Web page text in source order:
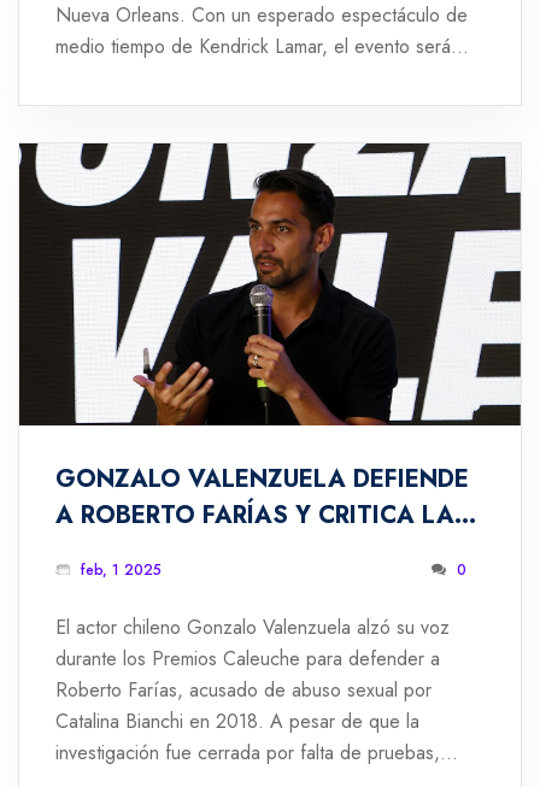
Nueva Orleans. Con un esperado espectáculo de
medio tiempo de Kendrick Lamar, el evento será
Tubi. El partido cuenta con estrictas medidas de
seguridad tras un incidente reciente en Bourbon
Street.
GONZALO VALENZUELA DEFIENDE
A ROBERTO FARÍAS Y CRITICA LA
CALEUCHE
feb, 1 2025 0
El actor chileno Gonzalo Valenzuela alzó su voz
durante los Premios Caleuche para defender a
Roberto Farías, acusado de abuso sexual por
Catalina Bianchi en 2018. A pesar de que la
investigación fue cerrada por falta de pruebas,